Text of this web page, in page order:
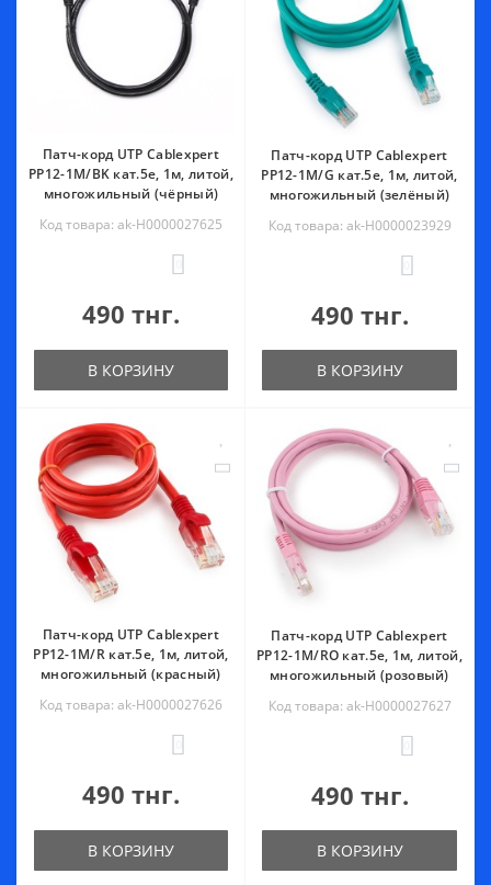
Патч-корд UTP Cablexpert
PP12-1M/BK кат.5e, 1м, литой,
многожильный (чёрный)
Код товара: ak-Н0000027625
490 тнг.
В КОРЗИНУ
Патч-корд UTP Cablexpert
PP12-1M/G кат.5e, 1м, литой,
многожильный (зелёный)
Код товара: ak-Н0000023929
490 тнг.
В КОРЗИНУ
Патч-корд UTP Cablexpert
PP12-1M/R кат.5e, 1м, литой,
многожильный (красный)
Код товара: ak-Н0000027626
490 тнг.
В КОРЗИНУ
Патч-корд UTP Cablexpert
PP12-1M/RO кат.5e, 1м, литой,
многожильный (розовый)
Код товара: ak-Н0000027627
490 тнг.
В КОРЗИНУ